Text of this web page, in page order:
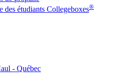
des étudiants Collegeboxes®
- Québec